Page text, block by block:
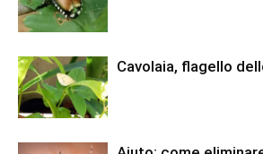
Cavolaia, flagello